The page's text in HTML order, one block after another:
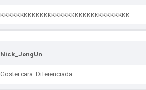
KKKKKKKKKKKKKKKKKKKKKKKKKKKKKKKKK
Nick_JongUn
Gostei cara. Diferenciada